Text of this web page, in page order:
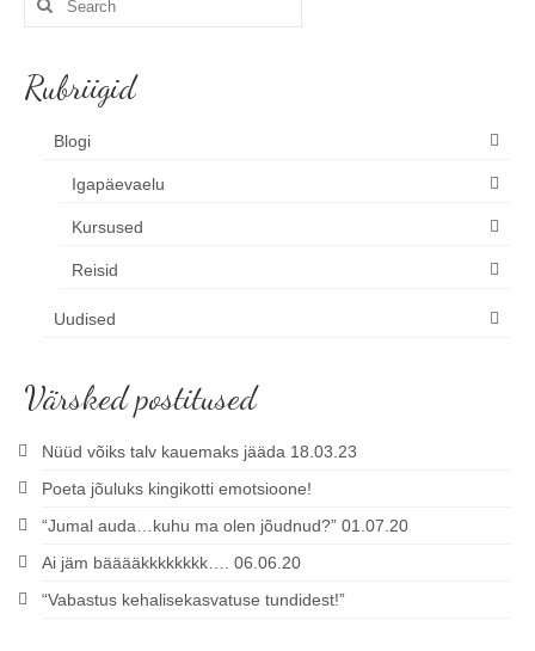
Rubriigid
Blogi
Igapäevaelu
Kursused
Reisid
Uudised
Värsked postitused
Nüüd võiks talv kauemaks jääda 18.03.23
Poeta jõuluks kingikotti emotsioone!
“Jumal auda…kuhu ma olen jõudnud?” 01.07.20
Ai jäm bääääkkkkkkkk…. 06.06.20
“Vabastus kehalisekasvatuse tundidest!”